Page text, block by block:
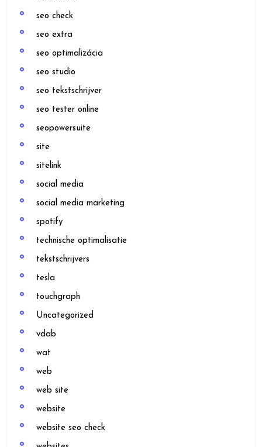
seo check
seo extra
seo optimalizácia
seo studio
seo tekstschrijver
seo tester online
seopowersuite
site
sitelink
social media
social media marketing
spotify
technische optimalisatie
tekstschrijvers
tesla
touchgraph
Uncategorized
vdab
wat
web
web site
website
website seo check